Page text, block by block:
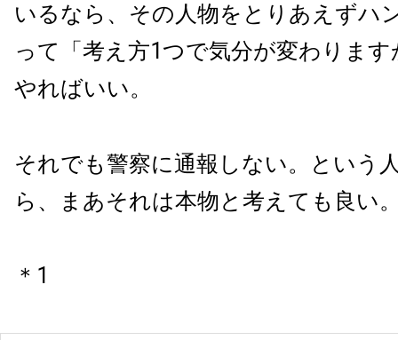
いるなら、その人物をとりあえずハ
って「考え方1つで気分が変わりま
やればいい。
それでも警察に通報しない。という
ら、まあそれは本物と考えても良い
＊1